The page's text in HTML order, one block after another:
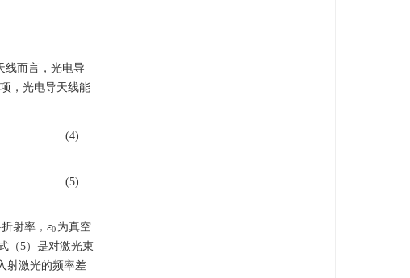
线而言，光电导
，光电导天线能
(4)
(5)
射率， ε0
ε0 为真空
（5）是对激光束
射激光的频率差